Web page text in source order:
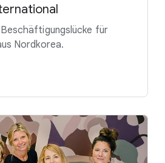
für
Nordkorea.